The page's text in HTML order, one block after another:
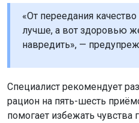
«От переедания
лучше, а вот здоровью
навредить», —
Специалист рекомендует
рацион на пять-шесть
помогает избежать чувства